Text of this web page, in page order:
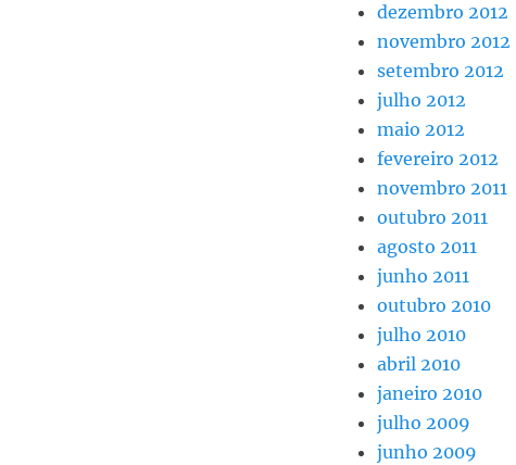
dezembro 2012
novembro 2012
setembro 2012
julho 2012
maio 2012
fevereiro 2012
novembro 2011
outubro 2011
agosto 2011
junho 2011
outubro 2010
julho 2010
abril 2010
janeiro 2010
julho 2009
junho 2009